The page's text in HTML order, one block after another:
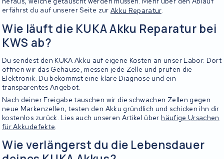
erfährst du auf unserer Seite zur Akku Reparatur.
Wie läuft die KUKA Akku Reparatur bei
KWS ab?
Du sendest den KUKA Akku auf eigene Kosten an unser Labor. Dort
öffnen wir das Gehäuse, messen jede Zelle und prüfen die
Elektronik. Du bekommst eine klare Diagnose und ein
transparentes Angebot.
Nach deiner Freigabe tauschen wir die schwachen Zellen gegen
neue Markenzellen, testen den Akku gründlich und schicken ihn dir
kostenlos zurück. Lies auch unseren Artikel überhäufige Ursachen
für Akkudefekte
Wie verlängerst du die Lebensdauer